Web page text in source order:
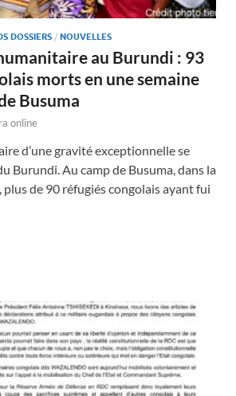
DOSSIERS / NOUVELLES
au Burundi : 93
morts en une semaine
Busuma
online
d’une gravité exceptionnelle se
Burundi. Au camp de Busuma, dans la
plus de 90 réfugiés congolais ayant fui